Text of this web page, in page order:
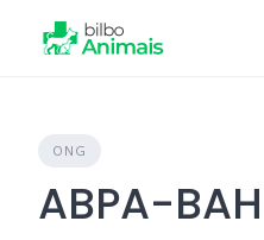
ONG
ABPA-